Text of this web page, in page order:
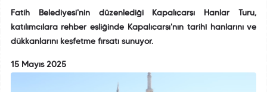
Fatih Belediyesi'nin düzenlediği Kapalıçarşı Hanlar Turu,
katılımcılara rehber eşliğinde Kapalıçarşı'nın tarihî hanlarını ve
dükkanlarını keşfetme fırsatı sunuyor.
15 Mayıs 2025